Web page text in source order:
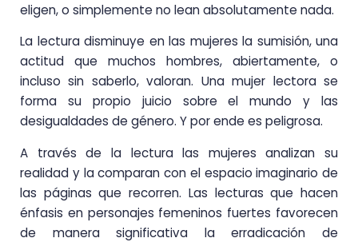
eligen, o simplemente no lean absolutamente nada.
La lectura disminuye en las mujeres la sumisión, una
actitud que muchos hombres, abiertamente, o
incluso sin saberlo, valoran. Una mujer lectora se
forma su propio juicio sobre el mundo y las
desigualdades de género. Y por ende es peligrosa.
A través de la lectura las mujeres analizan su
realidad y la comparan con el espacio imaginario de
las páginas que recorren. Las lecturas que hacen
énfasis en personajes femeninos fuertes favorecen
de manera significativa la erradicación de